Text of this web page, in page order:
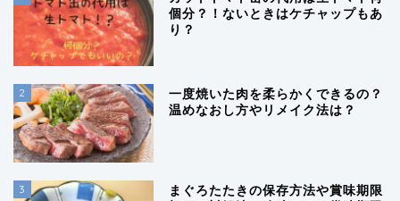
個分？！ないときはケチャップもあ
り？
2
一度焼いた肉を柔らかくできるの？
温めなおし方やリメイク法は？
3
まぐろたたきの保存方法や賞味期限